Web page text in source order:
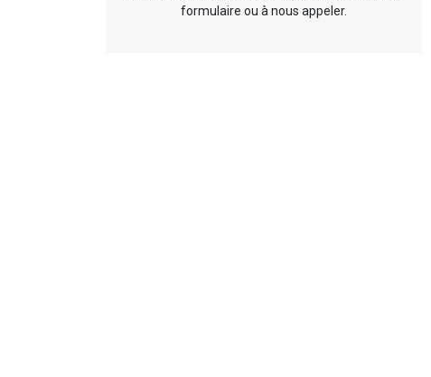
formulaire ou à nous appeler.